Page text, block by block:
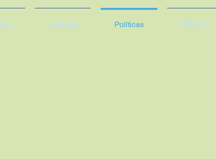
Noticias Políticas PQR´S